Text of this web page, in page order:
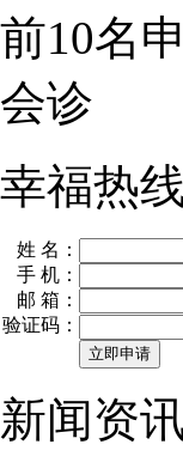
前10名
会诊
幸福热
姓 名：
手 机：
邮 箱：
验证码：
新闻资